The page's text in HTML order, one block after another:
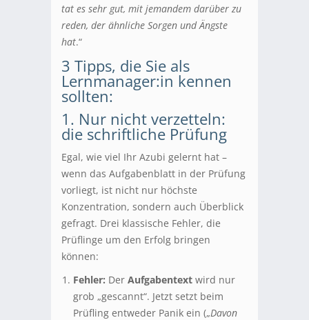
tat es sehr gut, mit jemandem darüber zu
reden, der ähnliche Sorgen und Ängste
hat.“
3 Tipps, die Sie als
Lernmanager:in kennen
sollten:
1. Nur nicht verzetteln:
die schriftliche Prüfung
Egal, wie viel Ihr Azubi gelernt hat –
wenn das Aufgabenblatt in der Prüfung
vorliegt, ist nicht nur höchste
Konzentration, sondern auch Überblick
gefragt. Drei klassische Fehler, die
Prüflinge um den Erfolg bringen
können:
Fehler: Der Aufgabentext wird nur
grob „gescannt“. Jetzt setzt beim
Prüfling entweder Panik ein („Davon